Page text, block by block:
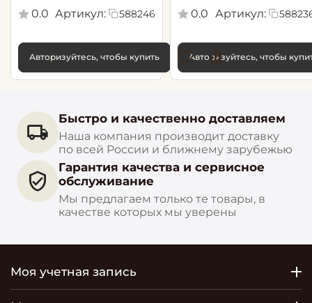
0.0 Артикул: 588246
Авторизуйтесь, чтобы купить
0.0
Артикул:
Авторизуйтесь, чтобы
Быстро и качественно доставляем
Наша компания производит доставку
по всей России и ближнему зарубежью
Гарантия качества и сервисное
обслуживание
Мы предлагаем только те товары, в
качестве которых мы уверены
Моя учетная запись